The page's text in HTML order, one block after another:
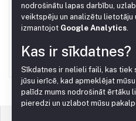
Dozators
nodrošinātu lapas darbību,
veiktspēju un analizētu lietotāju
izmantojot Google Analytics
Kas ir sīkdatnes?
Sīkdatnes ir nelieli faili, kas tiek
jūsu ierīcē, kad apmeklējat
palīdz mums nodrošināt ērtāku
pieredzi un uzlabot mūsu